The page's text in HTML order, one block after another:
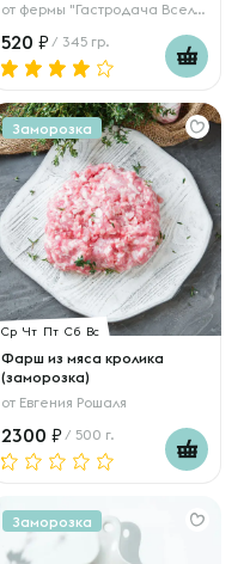
от фермы "Гастродача Вселуг"
520 / 345 гр.
Заморозка
Ср Чт Пт Сб Вс
Фарш из мяса кролика
(заморозка)
от Евгения Рошаля
2300 / 500 г.
Заморозка